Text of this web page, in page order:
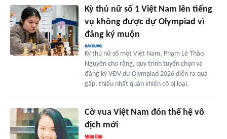
Kỳ thủ nữ số 1 Việt Nam lên tiếng
vụ không được dự Olympiad vì
đăng ký muộn
Kỳ thủ nữ số một Việt Nam, Phạm Lê Thảo
Nguyên cho rằng, quy trình tuyển chọn và
đăng ký VĐV dự Olympiad 2026 diễn ra quá
gấp, thiếu nhất quán khiến cô bị loại.
Cờ vua Việt Nam đón thế hệ vô
địch mới